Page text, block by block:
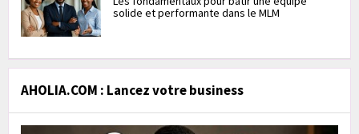
solide et performante dans le MLM
AHOLIA.COM : Lancez votre business